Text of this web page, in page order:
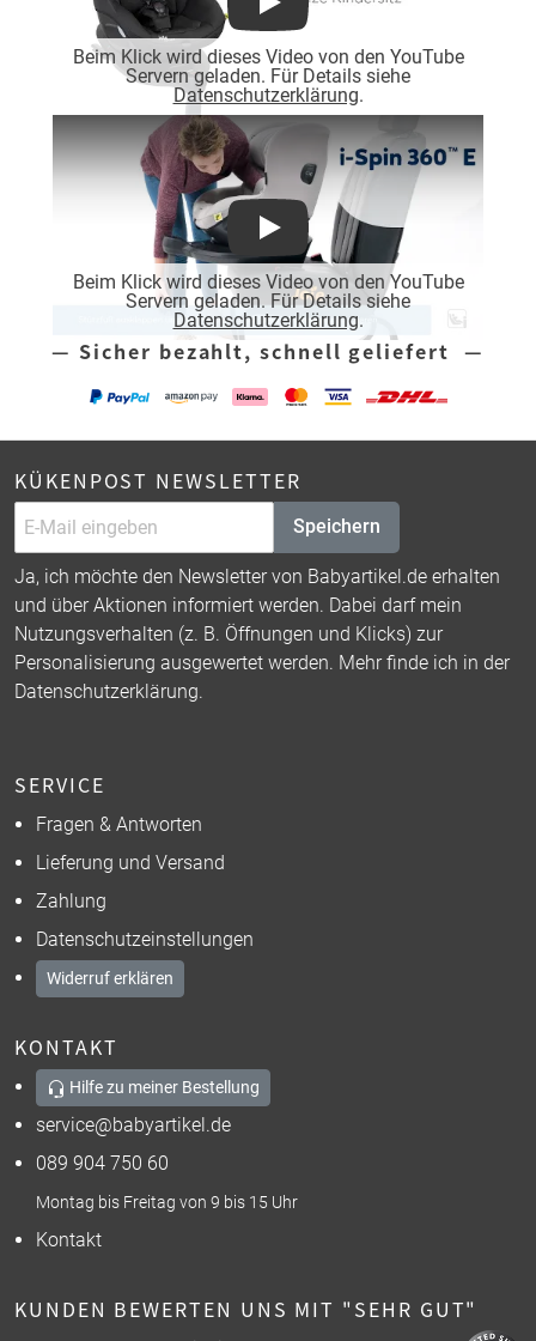
Beim Klick wird dieses Video von den YouTube
Servern geladen. Für Details siehe
Datenschutzerklärung.
Play
Beim Klick wird dieses Video von den YouTube
Servern geladen. Für Details siehe
Datenschutzerklärung.
Play
— Sicher bezahlt, schnell geliefert —
KÜKENPOST NEWSLETTER
Speichern
Ja, ich möchte den Newsletter von Babyartikel.de erhalten
und über Aktionen informiert werden. Dabei darf mein
Nutzungsverhalten (z. B. Öffnungen und Klicks) zur
Personalisierung ausgewertet werden. Mehr finde ich in der
Datenschutzerklärung.
SERVICE
Fragen & Antworten
Lieferung und Versand
Zahlung
Datenschutzeinstellungen
Widerruf erklären
KONTAKT
Hilfe zu meiner Bestellung
service@babyartikel.de
089 904 750 60
Montag bis Freitag von 9 bis 15 Uhr
Kontakt
KUNDEN BEWERTEN UNS MIT "SEHR GUT"